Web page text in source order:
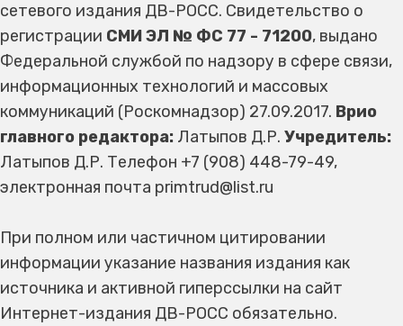
сетевого издания ДВ-РОСС. Свидетельство о
регистрации СМИ ЭЛ № ФС 77 - 71200, выдано
Федеральной службой по надзору в сфере связи,
информационных технологий и массовых
коммуникаций (Роскомнадзор) 27.09.2017. Врио
главного редактора: Латыпов Д.Р. Учредитель:
Латыпов Д.Р. Телефон +7 (908) 448-79-49,
электронная почта primtrud@list.ru
При полном или частичном цитировании
информации указание названия издания как
источника и активной гиперссылки на сайт
Интернет-издания ДВ-РОСС обязательно.